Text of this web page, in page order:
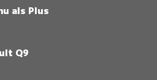
als Plus
Q9